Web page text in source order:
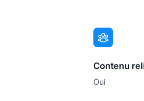
Contenu
Oui